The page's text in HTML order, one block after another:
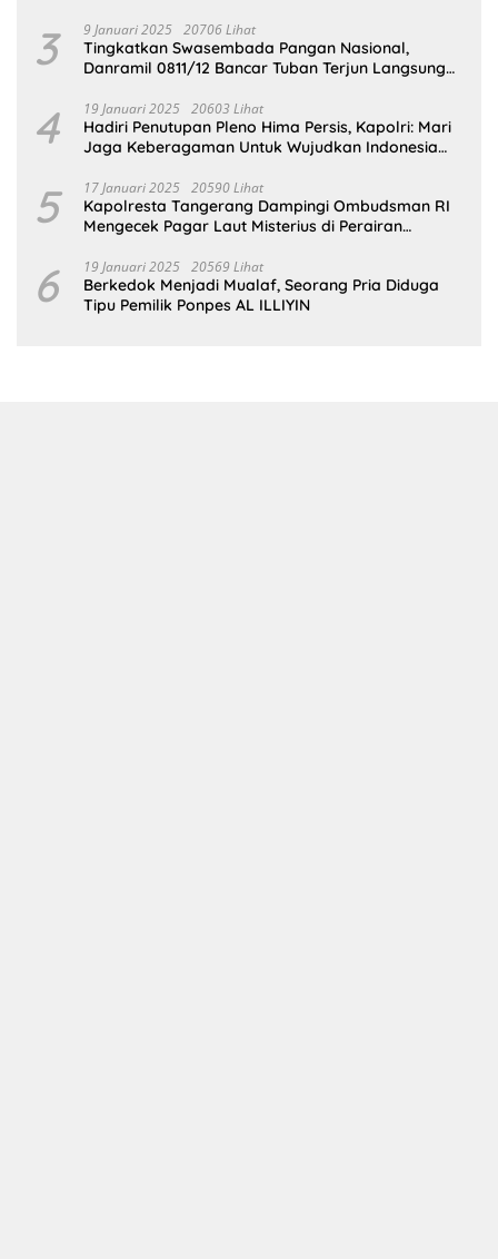
3 9 Januari 2025 20706 Lihat
Tingkatkan Swasembada Pangan Nasional,
Danramil 0811/12 Bancar Tuban Terjun Langsung
4 19 Januari 2025 20603 Lihat
Hadiri Penutupan Pleno Hima Persis, Kapolri: Mari
Jaga Keberagaman Untuk Wujudkan Indonesia
5 17 Januari 2025 20590 Lihat
Kapolresta Tangerang Dampingi Ombudsman RI
Mengecek Pagar Laut Misterius di Perairan
6 19 Januari 2025 20569 Lihat
Berkedok Menjadi Mualaf, Seorang Pria Diduga
Tipu Pemilik Ponpes AL ILLIYIN